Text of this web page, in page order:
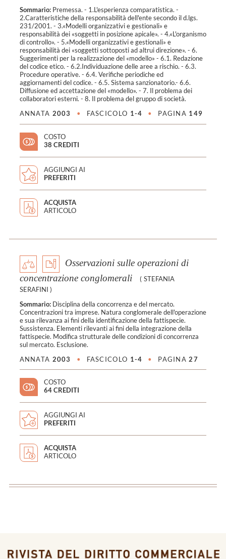
Sommario:Premessa. - 1.L'esperienza comparatistica. -
2.Caratteristiche della responsabilità dell'ente secondo il d.lgs.
231/2001. - 3.«Modelli organizzativi e gestionali» e
responsabilità dei «soggetti in posizione apicale». - 4.«L'organismo
di controllo». - 5.«Modelli organizzativi e gestionali» e
responsabilità dei «soggetti sottoposti ad altrui direzione». - 6.
Suggerimenti per la realizzazione del «modello» - 6.1. Redazione
del codice etico. - 6.2.Individuazione delle aree a rischio. - 6.3.
Procedure operative. - 6.4. Verifiche periodiche ed
aggiornamenti del codice. - 6.5. Sistema sanzionatorio.- 6.6.
Diffusione ed accettazione del «modello». - 7. Il problema dei
collaboratori esterni. - 8. Il problema del gruppo di società.
ANNATA 2003 • FASCICOLO 1-4 • PAGINA 149
COSTO
38 CREDITI
AGGIUNGI AI
PREFERITI
ACQUISTA
ARTICOLO
Osservazioni sulle operazioni di
concentrazione conglomerali
( STEFANIA
SERAFINI )
Sommario:Disciplina della concorrenza e del mercato.
Concentrazioni tra imprese. Natura conglomerale dell'operazione
e sua rilevanza ai fini della identificazione della fattispecie.
Sussistenza. Elementi rilevanti ai fini della integrazione della
fattispecie. Modifica strutturale delle condizioni di concorrenza
sul mercato. Esclusione.
ANNATA 2003 • FASCICOLO 1-4 • PAGINA27
COSTO
64 CREDITI
AGGIUNGI AI
PREFERITI
ACQUISTA
ARTICOLO